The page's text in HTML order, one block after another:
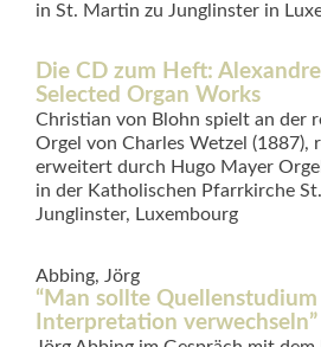
in St. Martin zu Junglinster in
Die CD zum Heft:
Selected Organ Works
Christian von Blohn spielt an der
Orgel von Charles Wetzel (1887),
erweitert durch Hugo Mayer
in der Katho­lischen Pfarrkirche
Junglinster, Luxembourg
Abbing, Jörg
“Man sollte
Interpretation verwechseln”